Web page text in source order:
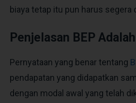
biaya tetap itu pun harus segera
Penjelasan BEP Adalah
Pernyataan yang benar tentang
pendapatan yang didapatkan
dengan modal awal yang telah